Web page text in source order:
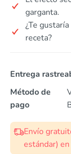
garganta.
¿Te
receta?
Entrega
Método de
pago
Envío
estándar)